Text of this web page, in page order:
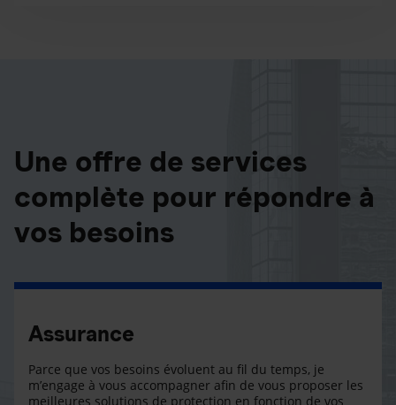
Une offre de services
complète pour répondre à
vos besoins
Assurance
Parce que vos besoins évoluent au fil du temps, je
m’engage à vous accompagner afin de vous proposer les
meilleures solutions de protection en fonction de vos